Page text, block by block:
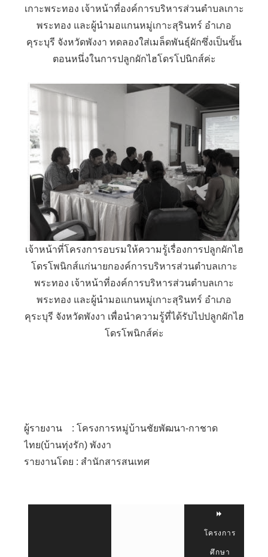
เกาะพระทอง เจ้าหน้าที่องค์การบริหารส่วนตำบลเกาะ
พระทอง และผู้นำมอแกนหมู่เกาะสุรินทร์ อำเภอ
คุระบุรี จังหวัดพังงา ทดลองใส่เมล็ดพันธุ์ผักซึ่งเป็นขั้น
ตอนหนึ่งในการปลูกผักไฮโดรโปนิกส์ค่ะ
เจ้าหน้าที่โครงการอบรมให้ความรู้เรื่องการปลูกผักไฮ
โดรโพนิกส์แก่นายกองค์การบริหารส่วนตำบลเกาะ
พระทอง เจ้าหน้าที่องค์การบริหารส่วนตำบลเกาะ
พระทอง และผู้นำมอแกนหมู่เกาะสุรินทร์ อำเภอ
คุระบุรี จังหวัดพังงา เพื่อนำความรู้ที่ได้รับไปปลูกผักไฮ
โดรโพนิกส์ค่ะ
ผู้รายงาน : โครงการหมู่บ้านชัยพัฒนา-กาชาด
ไทย(บ้านทุ่งรัก) พังงา
รายงานโดย : สำนักสารสนเทศ
โครงการ
ศึกษา